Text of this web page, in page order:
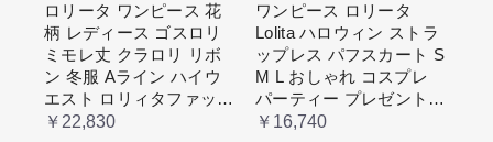
ウエスト ロリィタファッショ
ン レトロ風 クラシカル 上品
かわいい 日常着 通勤 お出かけ
仮 通学
ロリータ ワンピース 花
柄 レディース ゴスロリ
ミモレ丈 クラロリ リボ
ン 冬服 Aライン ハイウ
エスト ロリィタファッシ
ョン レトロ風 クラシカ
￥22,830
プレ パーティー プレゼント レ
ディース コスチューム プリン
セス ロマンティック ブル ドレ
ス
ワンピース ロリータ
Lolita ハロウィン ストラ
ップレス パフスカート S
M L おしゃれ コスプレ
パーティー プレゼント
レディース コスチューム
￥16,740